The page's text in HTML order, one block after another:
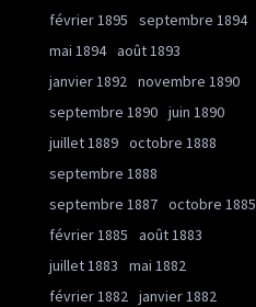
février 1895
septembre 1894
mai 1894 août 1893
janvier 1892 novembre 1890
septembre 1890 juin 1890
juillet 1889 octobre 1888
septembre 1888
septembre 1887 octobre 1885
février 1885
août 1883
juillet 1883
mai 1882
février 1882 janvier 1882